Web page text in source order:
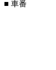
■ 車番